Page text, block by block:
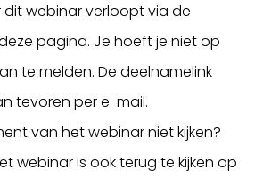
dit webinar verloopt via de
pagina. Je hoeft je niet op
te melden. De deelnamelink
tevoren per e-mail.
van het webinar niet kijken?
webinar is ook terug te kijken op